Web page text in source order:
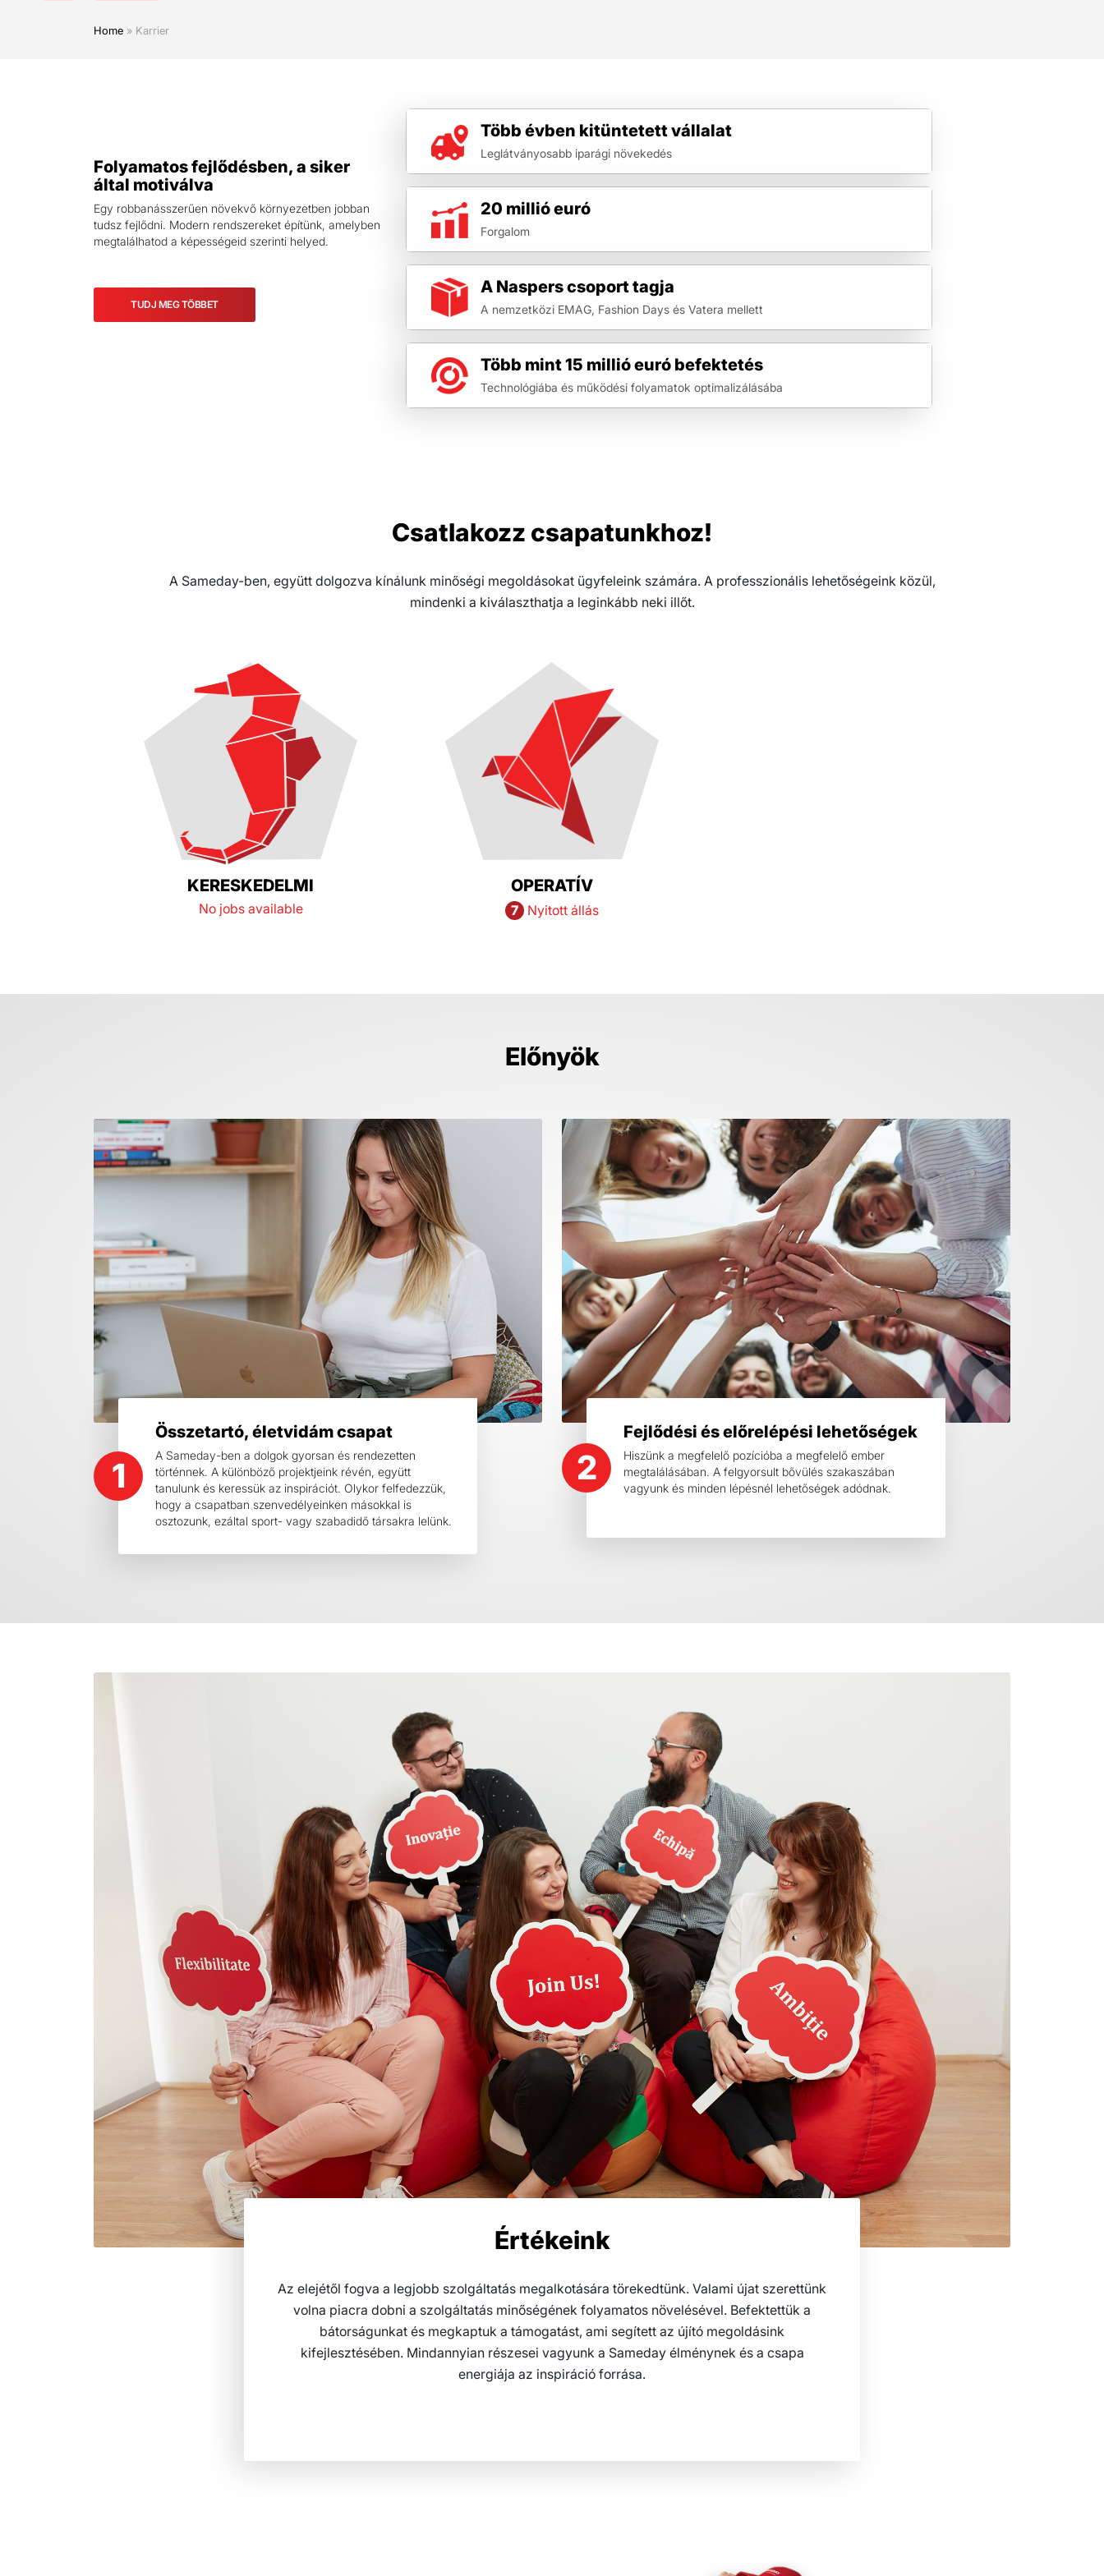
Home » Karrier
Folyamatos fejlődésben, a siker
által motiválva
Egy robbanásszerűen növekvő környezetben jobban
tudsz fejlődni. Modern rendszereket építünk, amelyben
megtalálhatod a képességeid szerinti helyed.
TUDJ MEG TÖBBET
Több évben kitüntetett vállalat
Leglátványosabb iparági növekedés
20 millió euró
Forgalom
A Naspers csoport tagja
A nemzetközi EMAG, Fashion Days és Vatera mellett
Több mint 15 millió euró befektetés
Technológiába és működési folyamatok optimalizálásába
Csatlakozz csapatunkhoz!
A Sameday-ben, együtt dolgozva kínálunk minőségi megoldásokat ügyfeleink számára. A professzionális lehetőségeink közül,
mindenki a kiválaszthatja a leginkább neki illőt.
KERESKEDELMI
No jobs available
OPERATÍV
7 Nyitott állás
Előnyök
1
Összetartó, életvidám csapat
A Sameday-ben a dolgok gyorsan és rendezetten
történnek. A különböző projektjeink révén, együtt
tanulunk és keressük az inspirációt. Olykor felfedezzük,
hogy a csapatban szenvedélyeinken másokkal is
osztozunk, ezáltal sport- vagy szabadidő társakra lelünk.
2
Fejlődési és előrelépési lehetőségek
Hiszünk a megfelelő pozícióba a megfelelő ember
megtalálásában. A felgyorsult bővülés szakaszában
vagyunk és minden lépésnél lehetőségek adódnak.
Értékeink
Az elejétől fogva a legjobb szolgáltatás megalkotására törekedtünk. Valami újat szerettünk
volna piacra dobni a szolgáltatás minőségének folyamatos növelésével. Befektettük a
bátorságunkat és megkaptuk a támogatást, ami segített az újító megoldásink
kifejlesztésében. Mindannyian részesei vagyunk a Sameday élménynek és a csapa
energiája az inspiráció forrása.